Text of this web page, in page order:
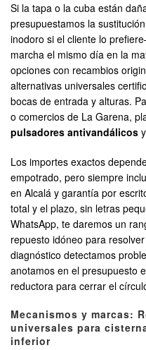
Si la tapa o la cuba están
presupuestamos la
inodoro si el cliente lo
marcha el mismo día en la
opciones con recambios
alternativas universales
bocas de entrada y alturas.
o comercios de La Garena,
pulsadores antivandálicos
Los importes exactos
empotrado, pero siempre
en Alcalá y garantía por
total y el plazo, sin letras
WhatsApp, te daremos un
repuesto idóneo para
diagnóstico detectamos
anotamos en el presupuesto
reductora para cerrar el
Mecanismos y marcas:
universales para
inferior